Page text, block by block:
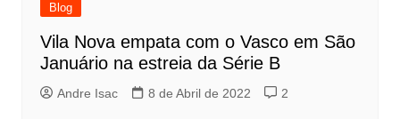
Blog
Vila Nova empata com o Vasco em São
Januário na estreia da Série B
Andre Isac 8 de Abril de 2022 2